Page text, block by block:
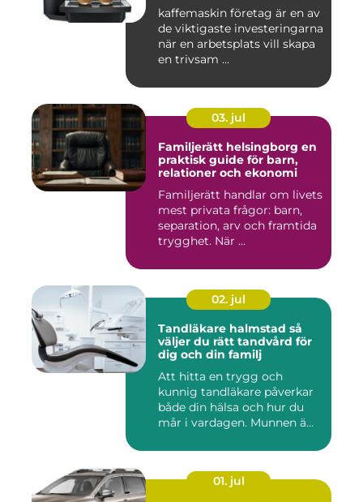
kaffemaskin företag är en av
de viktigaste investeringarna
när en arbetsplats vill skapa
en trivsam ...
03. jul
Familjerätt helsingborg en
praktisk guide för barn,
relationer och ekonomi
Familjerätt handlar om livets
mest privata frågor: barn,
separation, arv och framtida
trygghet. När ...
02. jul
Tandläkare halmstad så
väljer du rätt tandvård för
dig och din familj
Att hitta en trygg och
kunnig tandläkare påverkar
både din hälsa och hur du
mår i vardagen. Munnen ä...
01. jul